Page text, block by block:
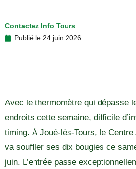
Contactez Info Tours
Publié le 24 juin 2026
Avec le thermomètre qui dépasse
endroits cette semaine, difficile
timing. À Joué-lès-Tours, le Centre
va souffler ses dix bougies ce
juin. L’entrée passe